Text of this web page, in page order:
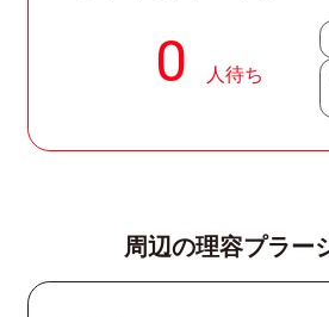
周辺の理容プラー